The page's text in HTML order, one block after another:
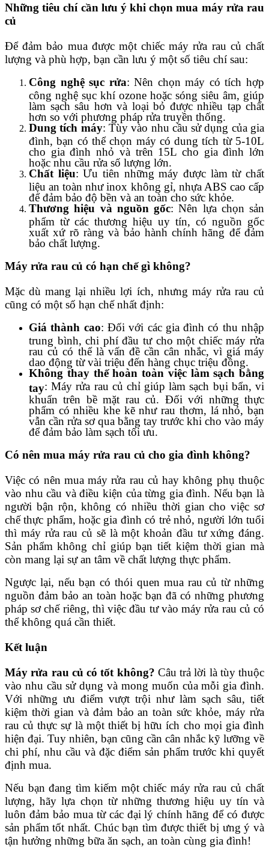
Những tiêu chí cần lưu ý khi chọn mua máy rửa rau
củ
Để đảm bảo mua được một chiếc máy rửa rau củ chất
lượng và phù hợp, bạn cần lưu ý một số tiêu chí sau:
Công nghệ sục rửa: Nên chọn máy có tích hợp
công nghệ sục khí ozone hoặc sóng siêu âm, giúp
làm sạch sâu hơn và loại bỏ được nhiều tạp chất
hơn so với phương pháp rửa truyền thống.
Dung tích máy: Tùy vào nhu cầu sử dụng của gia
đình, bạn có thể chọn máy có dung tích từ 5-10L
cho gia đình nhỏ và trên 15L cho gia đình lớn
hoặc nhu cầu rửa số lượng lớn.
Chất liệu: Ưu tiên những máy được làm từ chất
liệu an toàn như inox không gỉ, nhựa ABS cao cấp
để đảm bảo độ bền và an toàn cho sức khỏe.
Thương hiệu và nguồn gốc: Nên lựa chọn sản
phẩm từ các thương hiệu uy tín, có nguồn gốc
xuất xứ rõ ràng và bảo hành chính hãng để đảm
bảo chất lượng.
Máy rửa rau củ có hạn chế gì không?
Mặc dù mang lại nhiều lợi ích, nhưng máy rửa rau củ
cũng có một số hạn chế nhất định:
Giá thành cao: Đối với các gia đình có thu nhập
trung bình, chi phí đầu tư cho một chiếc máy rửa
rau củ có thể là vấn đề cần cân nhắc, vì giá máy
dao động từ vài triệu đến hàng chục triệu đồng.
Không thay thế hoàn toàn việc làm sạch bằng
tay: Máy rửa rau củ chỉ giúp làm sạch bụi bẩn, vi
khuẩn trên bề mặt rau củ. Đối với những thực
phẩm có nhiều khe kẽ như rau thơm, lá nhỏ, bạn
vẫn cần rửa sơ qua bằng tay trước khi cho vào máy
để đảm bảo làm sạch tối ưu.
Có nên mua máy rửa rau củ cho gia đình không?
Việc có nên mua máy rửa rau củ hay không phụ thuộc
vào nhu cầu và điều kiện của từng gia đình. Nếu bạn là
người bận rộn, không có nhiều thời gian cho việc sơ
chế thực phẩm, hoặc gia đình có trẻ nhỏ, người lớn tuổi
thì máy rửa rau củ sẽ là một khoản đầu tư xứng đáng.
Sản phẩm không chỉ giúp bạn tiết kiệm thời gian mà
còn mang lại sự an tâm về chất lượng thực phẩm.
Ngược lại, nếu bạn có thói quen mua rau củ từ những
nguồn đảm bảo an toàn hoặc bạn đã có những phương
pháp sơ chế riêng, thì việc đầu tư vào máy rửa rau củ có
thể không quá cần thiết.
Kết luận
Máy rửa rau củ có tốt không? Câu trả lời là tùy thuộc
vào nhu cầu sử dụng và mong muốn của mỗi gia đình.
Với những ưu điểm vượt trội như làm sạch sâu, tiết
kiệm thời gian và đảm bảo an toàn sức khỏe, máy rửa
rau củ thực sự là một thiết bị hữu ích cho mọi gia đình
hiện đại. Tuy nhiên, bạn cũng cần cân nhắc kỹ lưỡng về
chi phí, nhu cầu và đặc điểm sản phẩm trước khi quyết
định mua.
Nếu bạn đang tìm kiếm một chiếc máy rửa rau củ chất
lượng, hãy lựa chọn từ những thương hiệu uy tín và
luôn đảm bảo mua từ các đại lý chính hãng để có được
sản phẩm tốt nhất. Chúc bạn tìm được thiết bị ưng ý và
tận hưởng những bữa ăn sạch, an toàn cùng gia đình!